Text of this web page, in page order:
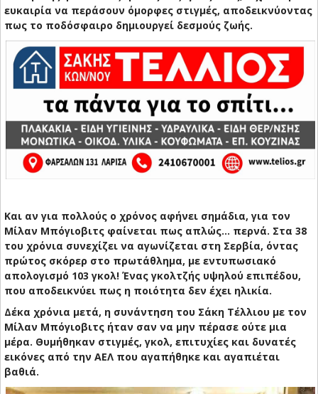
ευκαιρία να περάσουν όμορφες στιγμές, αποδεικνύοντας
πως το ποδόσφαιρο δημιουργεί δεσμούς ζωής.
Και αν για πολλούς ο χρόνος αφήνει σημάδια, για τον
Μίλαν Μπόγιοβιτς φαίνεται πως απλώς… περνά. Στα 38
του χρόνια συνεχίζει να αγωνίζεται στη Σερβία, όντας
πρώτος σκόρερ στο πρωτάθλημα, με εντυπωσιακό
απολογισμό 103 γκολ! Ένας γκολτζής υψηλού επιπέδου,
που αποδεικνύει πως η ποιότητα δεν έχει ηλικία.
Δέκα χρόνια μετά, η συνάντηση του Σάκη Τέλλιου με τον
Μίλαν Μπόγιοβιτς ήταν σαν να μην πέρασε ούτε μια
μέρα. Θυμήθηκαν στιγμές, γκολ, επιτυχίες και δυνατές
εικόνες από την ΑΕΛ που αγαπήθηκε και αγαπιέται
βαθιά.